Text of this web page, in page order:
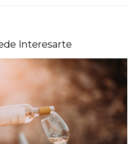
Interesarte